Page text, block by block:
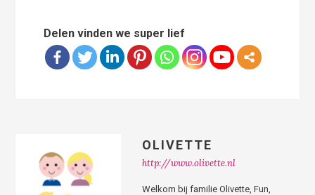
Delen vinden we super lief
OLIVETTE
http://www.olivette.nl
Welkom bij familie Olivette, Fun,